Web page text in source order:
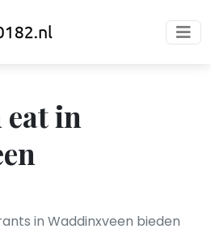
eat in
in Waddinxveen bieden